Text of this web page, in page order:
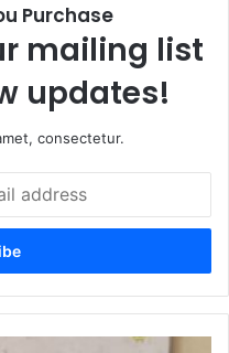
Purchase
mailing list
updates!
consectetur.